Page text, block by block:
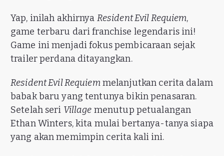
Yap, inilah akhirnya Resident Evil Requiem,
game terbaru dari franchise legendaris ini!
Game ini menjadi fokus pembicaraan sejak
trailer perdana ditayangkan.
Resident Evil Requiemmelanjutkan cerita dalam
babak baru yang tentunya bikin penasaran.
Setelah seri Village menutup petualangan
Ethan Winters, kita mulai bertanya-tanya siapa
yang akan memimpin cerita kali ini.